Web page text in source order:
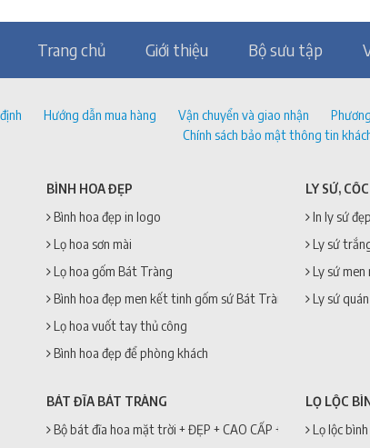
Trang chủ Giới thiệu Bộ sưu tập
Hướng dẫn mua hàng Vận chuyển và giao nhận
Chính sách bảo mật thông tin
BÌNH HOA ĐẸP
Bình hoa đẹp in logo
Lọ hoa sơn mài
Lọ hoa gốm Bát Tràng
Bình hoa đẹp men kết tinh gốm sứ Bát Tràng
Lọ hoa vuốt tay thủ công
Bình hoa đẹp để phòng khách
LY SỨ,
In ly sứ đẹp
Ly sứ
Ly sứ men
Ly sứ
BÁT ĐĨA BÁT TRÀNG
Bộ bát đĩa hoa mặt trời + ĐẸP + CAO CẤP + GIÁ RẺ
LỌ LỘC
Lọ lộc bình